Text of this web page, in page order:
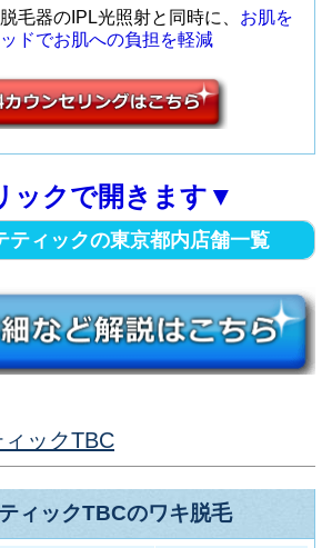
4F
（JR錦糸町駅(南口)から徒歩5
分）
墨田区江東橋3丁目13-1 KS15ビ
ル9F
（JR錦糸町駅(南口)から徒歩1
分）
江東区亀戸6丁目57-20 FUJISAKI
KAMEIDO東口ビル5F
台東区上野2丁目6-12 上野東洋ビ
（JR各線御徒町駅(北口)から徒歩
毛器のIPL光照射と同時に、 お肌を
ドでお肌への負担を軽減
ックで開きます▼
ティックの東京都内店舗一覧
ス銀座ビル4F
（地下鉄銀座一丁目駅3番出口か
ックTBC
ィックTBCのワキ脱毛